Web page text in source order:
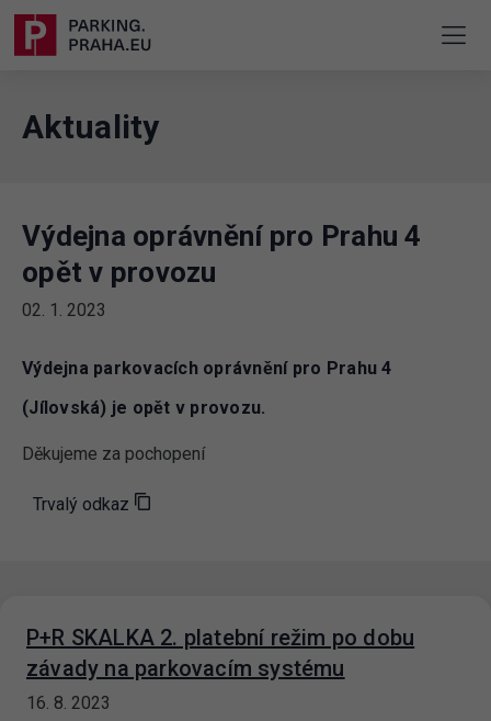
Aktuality
Výdejna oprávnění pro Prahu 4
opět v provozu
02. 1. 2023
Výdejna parkovacích oprávnění pro Prahu 4
(Jílovská) je opět v provozu.
Děkujeme za pochopení
Trvalý odkaz
P+R SKALKA 2. platební režim po dobu
závady na parkovacím systému
16. 8. 2023